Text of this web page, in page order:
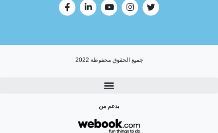
جميع الحقوق محفوظة 2022
بدعم من